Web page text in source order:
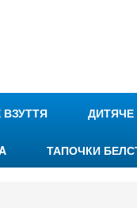
ВЗУТТЯ ДИТЯЧЕ
ТАПОЧКИ